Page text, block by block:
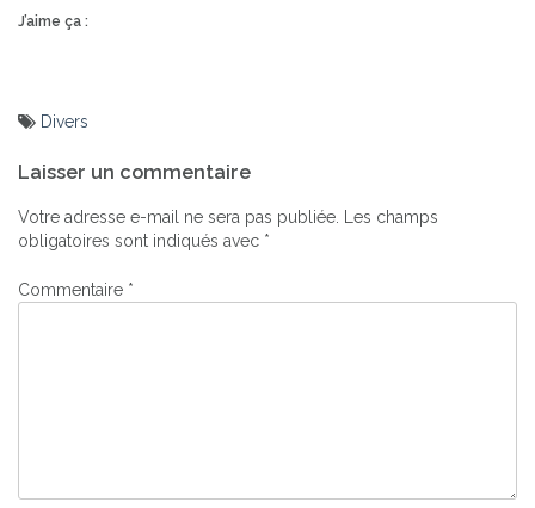
J’aime ça :
Divers
de
l’article
Laisser un commentaire
Votre adresse e-mail ne sera pas publiée.
Les champs
obligatoires sont indiqués avec *
Commentaire *